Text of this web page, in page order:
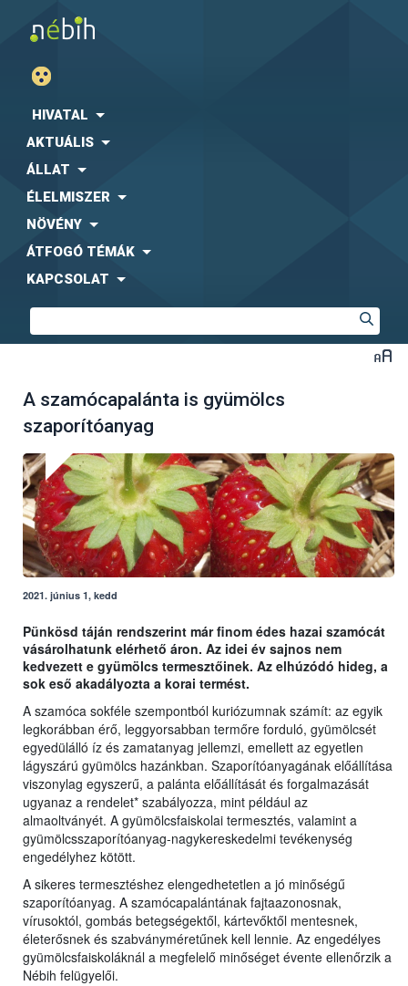
HIVATAL
AKTUÁLIS
ÁLLAT
ÉLELMISZER
NÖVÉNY
ÁTFOGÓ TÉMÁK
KAPCSOLAT
A szamócapalánta is gyümölcs
szaporítóanyag
2021. június 1, kedd
Pünkösd táján rendszerint már finom édes hazai szamócát
vásárolhatunk elérhető áron. Az idei év sajnos nem
kedvezett e gyümölcs termesztőinek. Az elhúzódó hideg, a
sok eső akadályozta a korai termést.
A szamóca sokféle szempontból kuriózumnak számít: az egyik
legkorábban érő, leggyorsabban termőre forduló, gyümölcsét
egyedülálló íz és zamatanyag jellemzi, emellett az egyetlen
lágyszárú gyümölcs hazánkban. Szaporítóanyagának előállítása
viszonylag egyszerű, a palánta előállítását és forgalmazását
ugyanaz a rendelet* szabályozza, mint például az
almaoltványét. A gyümölcsfaiskolai termesztés, valamint a
gyümölcsszaporítóanyag-nagykereskedelmi tevékenység
engedélyhez kötött.
A sikeres termesztéshez elengedhetetlen a jó minőségű
szaporítóanyag. A szamócapalántának fajtaazonosnak,
vírusoktól, gombás betegségektől, kártevőktől mentesnek,
életerősnek és szabványméretűnek kell lennie. Az engedélyes
gyümölcsfaiskoláknál a megfelelő minőséget évente ellenőrzik a
Nébih felügyelői.